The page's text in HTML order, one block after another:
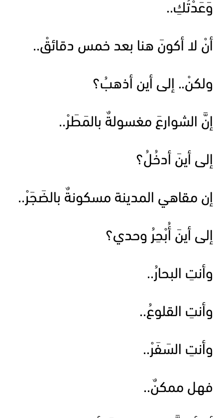
وَعَدْتُكِ..
أنْ لا أكونَ هنا بعد خمس دقائقْ..
ولكنْ.. إلى أين أذهبُ؟
إنَّ الشوارعَ مغسولةٌ بالمَطَرْ..
إلى أينَ أدخُلُ؟
إن مقاهي المدينة مسكونةٌ بالضَجَرْ..
إلى أينَ أُبْحِرُ وحدي؟
وأنتِ البحارُ..
وأنتِ القلوعُ..
وأنتِ السَفَرْ..
فهل ممكنٌ..